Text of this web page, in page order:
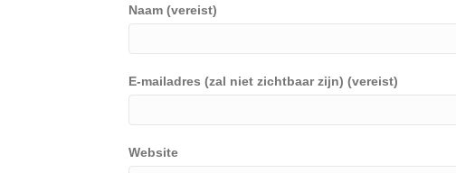
Naam (vereist)
E-mailadres (zal niet zichtbaar zijn) (vereist)
Website